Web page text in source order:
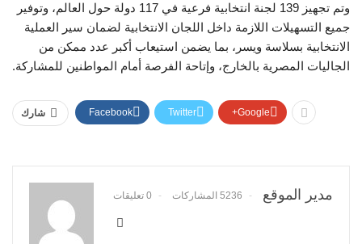
وتم تجهيز 139 لجنة انتخابية فرعية في 117 دولة حول العالم، وتوفير
جميع التسهيلات اللازمة داخل اللجان الانتخابية لضمان سير العملية
الانتخابية بسلاسة ويسر، بما يضمن استيعاب أكبر عدد ممكن من
الجاليات المصرية بالخارج، وإتاحة الفرصة أمام المواطنين للمشاركة.
شارك Facebook Twitter Google+
مدير الموقع 5236 المشاركات 0 تعليقات